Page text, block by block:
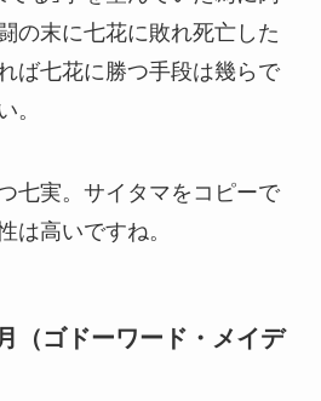
の末に七花に敗れ死亡した
ば七花に勝つ手段は幾らで
。
七実。サイタマをコピーで
は高いですね。
ゴドーワード・メイデ